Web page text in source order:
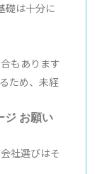
礎は十分に
もあります
ため、未経
ジ お願い
社選びはそ